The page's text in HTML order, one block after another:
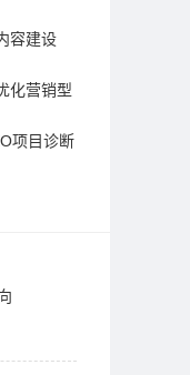
容建设
化营销型
项目诊断